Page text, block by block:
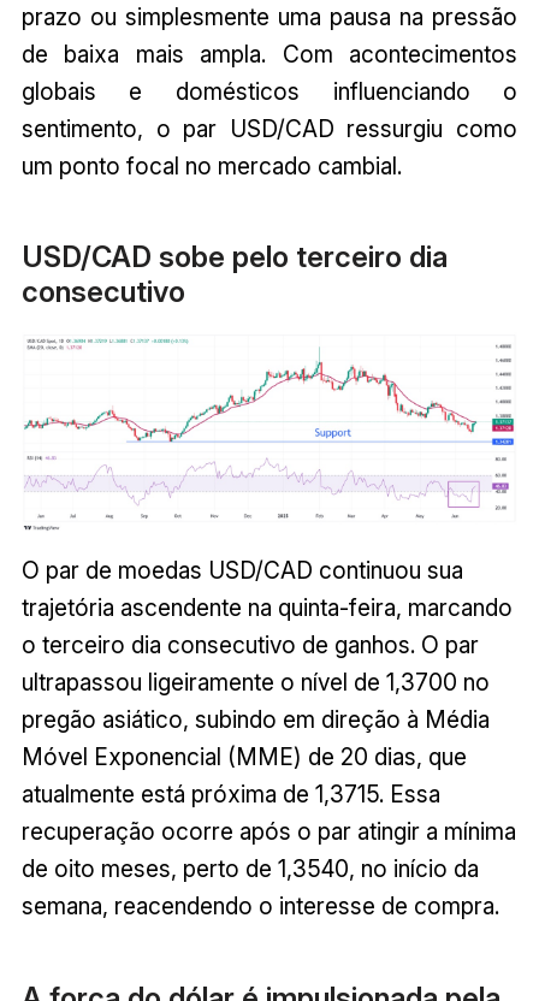
prazo ou simplesmente uma pausa na pressão
de baixa mais ampla. Com acontecimentos
globais e domésticos influenciando o
sentimento, o par USD/CAD ressurgiu como
um ponto focal no mercado cambial.
USD/CAD sobe pelo terceiro dia
consecutivo
O par de moedas USD/CAD continuou sua
trajetória ascendente na quinta-feira, marcando
o terceiro dia consecutivo de ganhos. O par
ultrapassou ligeiramente o nível de 1,3700 no
pregão asiático, subindo em direção à Média
Móvel Exponencial (MME) de 20 dias, que
atualmente está próxima de 1,3715. Essa
recuperação ocorre após o par atingir a mínima
de oito meses, perto de 1,3540, no início da
semana, reacendendo o interesse de compra.